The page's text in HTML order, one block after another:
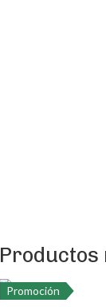
Productos
Promoción